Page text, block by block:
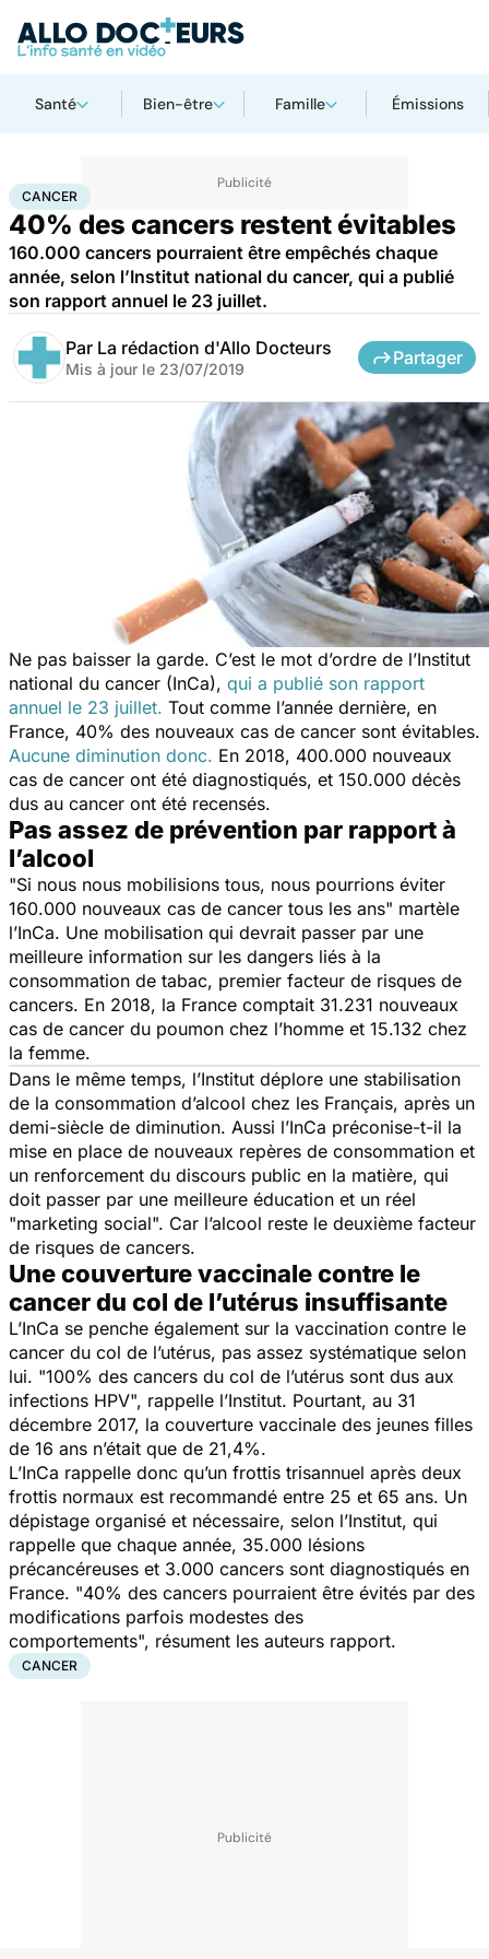
Santé Bien-être Famille Émissions
AccueilSanté Cancer
CANCER
40% des cancers restent évitables
160.000 cancers pourraient être empêchés chaque
année, selon l’Institut national du cancer, qui a publié
son rapport annuel le 23 juillet.
Par La rédaction d'Allo Docteurs
Mis à jour le 23/07/2019
Partager
Ne pas baisser la garde. C’est le mot d’ordre de l’Institut
national du cancer (InCa), qui a publié son rapport
annuel le 23 juillet. Tout comme l’année dernière, en
France, 40% des nouveaux cas de cancer sont évitables.
Aucune diminution donc. En 2018, 400.000 nouveaux
cas de cancer ont été diagnostiqués, et 150.000 décès
dus au cancer ont été recensés.
Pas assez de prévention par rapport à
l’alcool
"Si nous nous mobilisions tous, nous pourrions éviter
160.000 nouveaux cas de cancer tous les ans" martèle
l’InCa. Une mobilisation qui devrait passer par une
meilleure information sur les dangers liés à la
consommation de tabac, premier facteur de risques de
cancers. En 2018, la France comptait 31.231 nouveaux
cas de cancer du poumon chez l’homme et 15.132 chez
la femme.
Dans le même temps, l’Institut déplore une stabilisation
de la consommation d’alcool chez les Français, après un
demi-siècle de diminution. Aussi l’InCa préconise-t-il la
mise en place de nouveaux repères de consommation et
un renforcement du discours public en la matière, qui
doit passer par une meilleure éducation et un réel
"marketing social". Car l’alcool reste le deuxième facteur
de risques de cancers.
Une couverture vaccinale contre le
cancer du col de l’utérus insuffisante
L’InCa se penche également sur la vaccination contre le
cancer du col de l’utérus, pas assez systématique selon
lui. "100% des cancers du col de l’utérus sont dus aux
infections HPV", rappelle l’Institut. Pourtant, au 31
décembre 2017, la couverture vaccinale des jeunes filles
de 16 ans n’était que de 21,4%.
L’InCa rappelle donc qu’un frottis trisannuel après deux
frottis normaux est recommandé entre 25 et 65 ans. Un
dépistage organisé et nécessaire, selon l’Institut, qui
rappelle que chaque année, 35.000 lésions
précancéreuses et 3.000 cancers sont diagnostiqués en
France. "40% des cancers pourraient être évités par des
modifications parfois modestes des
comportements", résument les auteurs rapport.
CANCER